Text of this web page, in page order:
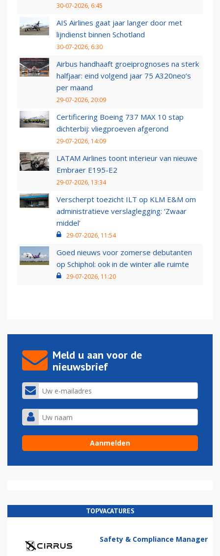
30-07-2026, 6:45
AIS Airlines gaat jaar langer door met
lijndienst binnen Schotland
30-07-2026, 6:30
Airbus handhaaft groeiprognoses na sterk
halfjaar: eind volgend jaar 75 A320neo’s
per maand
29-07-2026, 20:09
Certificering Boeing 737 MAX 10 stap
dichterbij: vliegproeven afgerond
29-07-2026, 14:09
LATAM Airlines toont interieur van nieuwe
Embraer E195-E2
29-07-2026, 13:34
Verscherpt toezicht ILT op KLM E&M om
administratieve verslaglegging: ‘Zwaar
middel’
29-07-2026, 11:54
Goed nieuws voor zomerse debutanten
op Schiphol: ook in de winter alle ruimte
29-07-2026, 11:20
Meld u aan voor de
nieuwsbrief
TOPVACATURES
Safety & Compliance Manager